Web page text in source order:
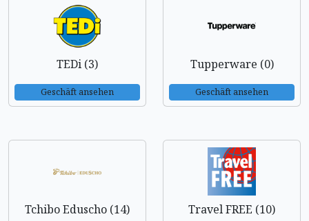
TEDi (3)
Geschäft ansehen
Tupperware (0)
Geschäft ansehen
Tchibo Eduscho (14) Travel FREE (10)